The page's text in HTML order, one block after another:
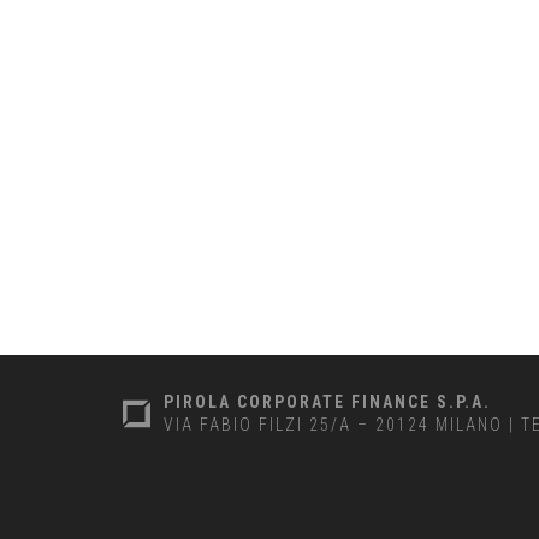
PIROLA CORPORATE FINANCE S.P.A.
VIA FABIO FILZI 25/A – 20124 MILANO